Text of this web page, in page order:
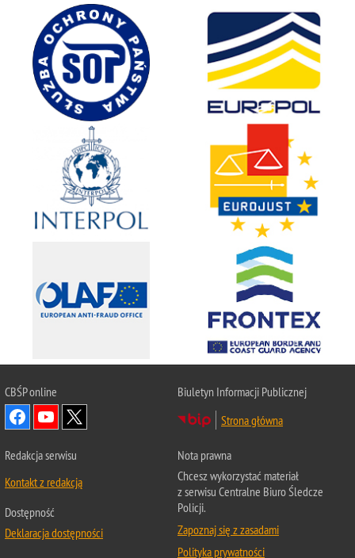
CBŚPonline
Biuletyn Informacji Publicznej
Strona główna
Redakcja serwisu
Kontakt z redakcją
Dostępność
Deklaracja dostępności
Nota prawna
Chcesz wykorzystać materiał
z serwisu Centralne Biuro Śledcze
Policji.
Zapoznaj się z zasadami
Polityka prywatności